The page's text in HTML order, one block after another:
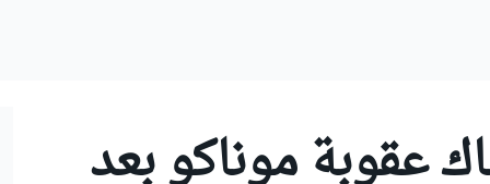
عقوبة موناكو بعد